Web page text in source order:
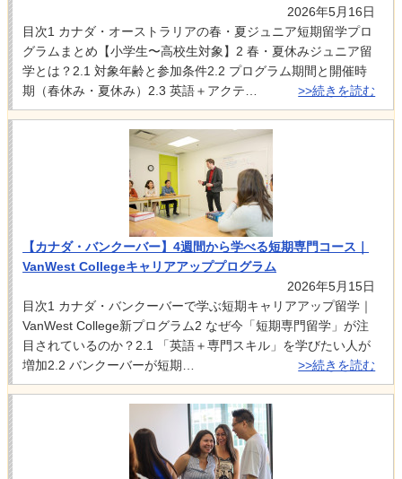
2026年5月16日
目次1 カナダ・オーストラリアの春・夏ジュニア短期留学プロ
グラムまとめ【小学生〜高校生対象】2 春・夏休みジュニア留
学とは？2.1 対象年齢と参加条件2.2 プログラム期間と開催時
期（春休み・夏休み）2.3 英語＋アクテ…
>>続きを読む
【カナダ・バンクーバー】4週間から学べる短期専門コース｜
VanWest Collegeキャリアアッププログラム
2026年5月15日
目次1 カナダ・バンクーバーで学ぶ短期キャリアアップ留学｜
VanWest College新プログラム2 なぜ今「短期専門留学」が注
目されているのか？2.1 「英語＋専門スキル」を学びたい人が
増加2.2 バンクーバーが短期…
>>続きを読む